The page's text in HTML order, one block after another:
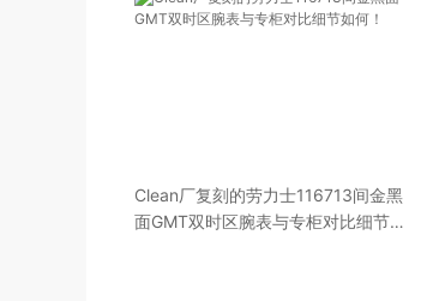
Clean厂复刻的劳力士116713间金黑
面GMT双时区腕表与专柜对比细节如